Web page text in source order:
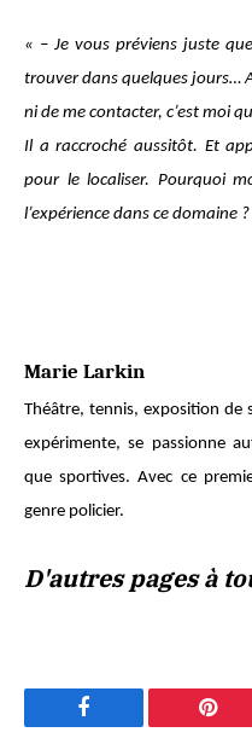
« – Je vous préviens juste
trouver dans quelques jours…
ni de me contacter, c’est moi
Il a raccroché aussitôt. Et
pour le localiser. Pourquoi
l’expérience dans ce domaine ?
Marie Larkin
Théâtre, tennis, exposition de
expérimente, se passionne
que sportives. Avec ce
genre policier.
D'autres pages à
Facebook